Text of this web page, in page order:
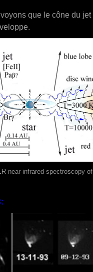
que le cône du
LUCIFER near-